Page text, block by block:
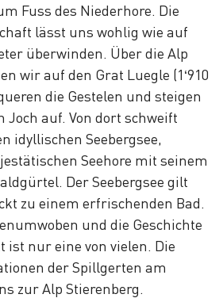
Fuss des Niederhore. Die
lässt uns wohlig wie auf
überwinden. Über die Alp
wir auf den Grat Luegle (1‘910
die Gestelen und steigen
Joch auf. Von dort schweift
idyllischen Seebergsee,
Seehore mit seinem
Der Seebergsee gilt
zu einem erfrischenden Bad.
und die Geschichte
nur eine von vielen. Die
der Spillgerten am
zur Alp Stierenberg.